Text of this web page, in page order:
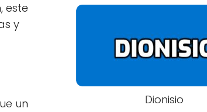
este
y
un
Dionisio